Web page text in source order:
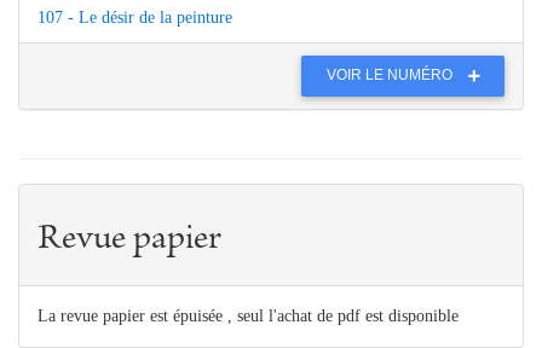
107 - Le désir de la peinture
VOIR LE NUMÉRO
Revue papier
La revue papier est épuisée , seul l'achat de pdf est disponible